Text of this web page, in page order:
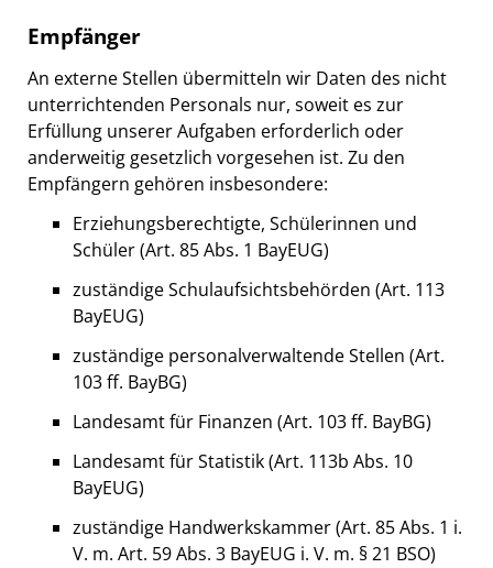
Empfänger
An externe Stellen übermitteln wir Daten des nicht
unterrichtenden Personals nur, soweit es zur
Erfüllung unserer Aufgaben erforderlich oder
anderweitig gesetzlich vorgesehen ist. Zu den
Empfängern gehören insbesondere:
Erziehungsberechtigte, Schülerinnen und
Schüler (Art. 85 Abs. 1 BayEUG)
zuständige Schulaufsichtsbehörden (Art. 113
BayEUG)
zuständige personalverwaltende Stellen (Art.
103 ff. BayBG)
Landesamt für Finanzen (Art. 103 ff. BayBG)
Landesamt für Statistik (Art. 113b Abs. 10
BayEUG)
zuständige Handwerkskammer (Art. 85 Abs. 1 i.
V. m. Art. 59 Abs. 3 BayEUG i. V. m. § 21 BSO)